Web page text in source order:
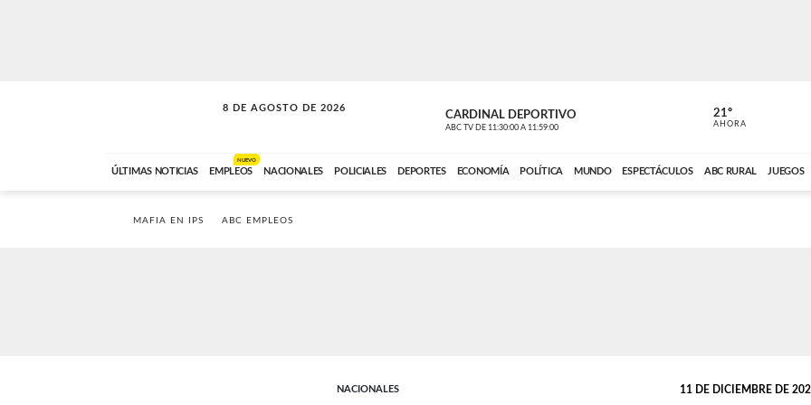
8 DE AGOSTO DE 2026
CONEXIÓN ROMANCE CARDINAL DEPORTIVO
ABC TV DE 11:30:00 A 11:59:00 ABC CARDINAL
21º
AHORA
ÚLTIMAS NOTICIAS EMPLEOS
NUEVO
NACIONALES POLICIALES DEPORTES ECONOMÍA POLÍTICA MUNDO ESPECTÁCULOS ABC RURAL JUEGOS
MAFIA EN IPS ABC EMPLEOS
NACIONALES 11 DE DICIEMBRE DE